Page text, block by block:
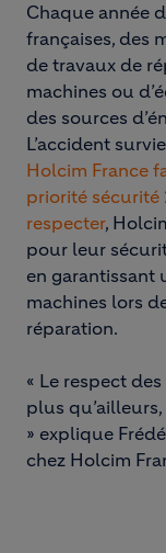
Chaque année
françaises, des
de travaux de
machines ou
des sources
L’accident
Holcim France
priorité sécurité
respecter,
pour leur
en garantissant
machines lors
réparation.
« Le respect
plus qu’ailleurs,
» explique
chez Holcim